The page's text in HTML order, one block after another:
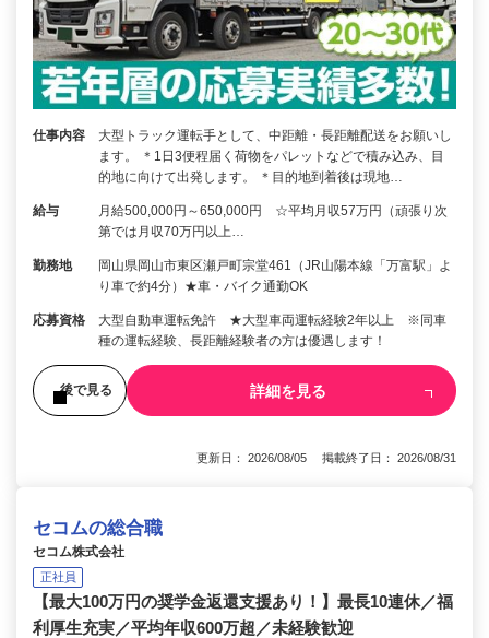
仕事内容
大型トラック運転手として、中距離・長距離配送をお願いし
ます。 ＊1日3便程届く荷物をパレットなどで積み込み、目
的地に向けて出発します。 ＊目的地到着後は現地…
給与
月給500,000円～650,000円 ☆平均月収57万円（頑張り次
第では月収70万円以上…
勤務地
岡山県岡山市東区瀬戸町宗堂461（JR山陽本線「万富駅」よ
り車で約4分）★車・バイク通勤OK
応募資格
大型自動車運転免許 ★大型車両運転経験2年以上 ※同車
種の運転経験、長距離経験者の方は優遇します！
後で見る 詳細を見る
更新日： 2026/08/05 掲載終了日： 2026/08/31
セコムの総合職
セコム株式会社
正社員
【最大100万円の奨学金返還支援あり！】最長10連休／福
利厚生充実／平均年収600万超／未経験歓迎